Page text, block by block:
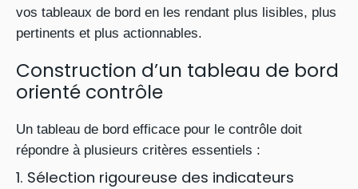
vos tableaux de bord en les rendant plus lisibles, plus
pertinents et plus actionnables.
Construction d’un tableau de bord
orienté contrôle
Un tableau de bord efficace pour le contrôle doit
répondre à plusieurs critères essentiels :
1. Sélection rigoureuse des indicateurs